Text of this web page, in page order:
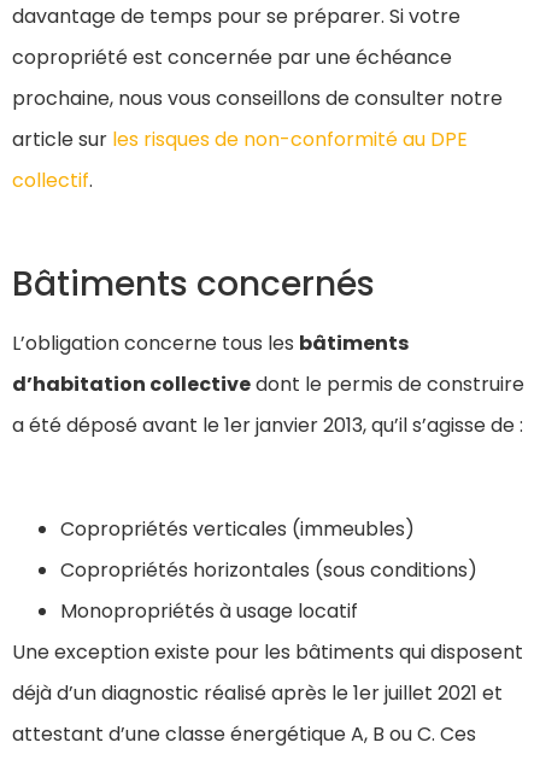
davantage de temps pour se préparer. Si votre
copropriété est concernée par une échéance
prochaine, nous vous conseillons de consulter notre
article sur les risques de non-conformité au DPE
collectif.
Bâtiments concernés
L’obligation concerne tous les bâtiments
d’habitation collectivedont le permis de construire
a été déposé avant le 1er janvier 2013, qu’il s’agisse de :
Copropriétés verticales (immeubles)
Copropriétés horizontales (sous conditions)
Monopropriétés à usage locatif
Une exception existe pour les bâtiments qui disposent
déjà d’un diagnostic réalisé après le 1er juillet 2021 et
attestant d’une classe énergétique A, B ou C. Ces